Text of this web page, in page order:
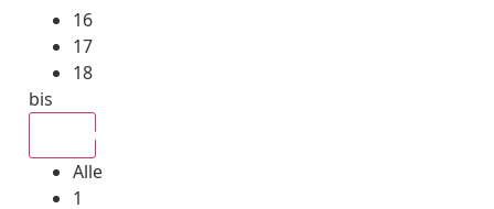
16
17
18
bis
Alle
1